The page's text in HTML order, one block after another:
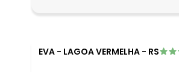
fevereiro/2026
EVA - LAGOA VERMELHA - RS